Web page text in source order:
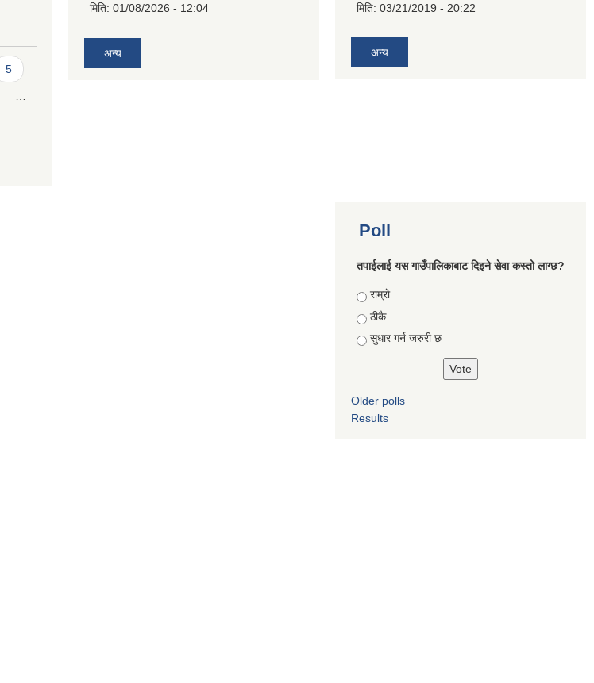
5
मिति: 01/08/2026 - 12:04
अन्य
मिति: 03/21/2019 - 20:22
अन्य
Poll
तपाईलाई यस गाउँपालिकाबाट दिइने सेवा कस्तो लाग्छ?
Choices
राम्राे
ठीकै
सुधार गर्न जरुरी छ
Older polls
Results